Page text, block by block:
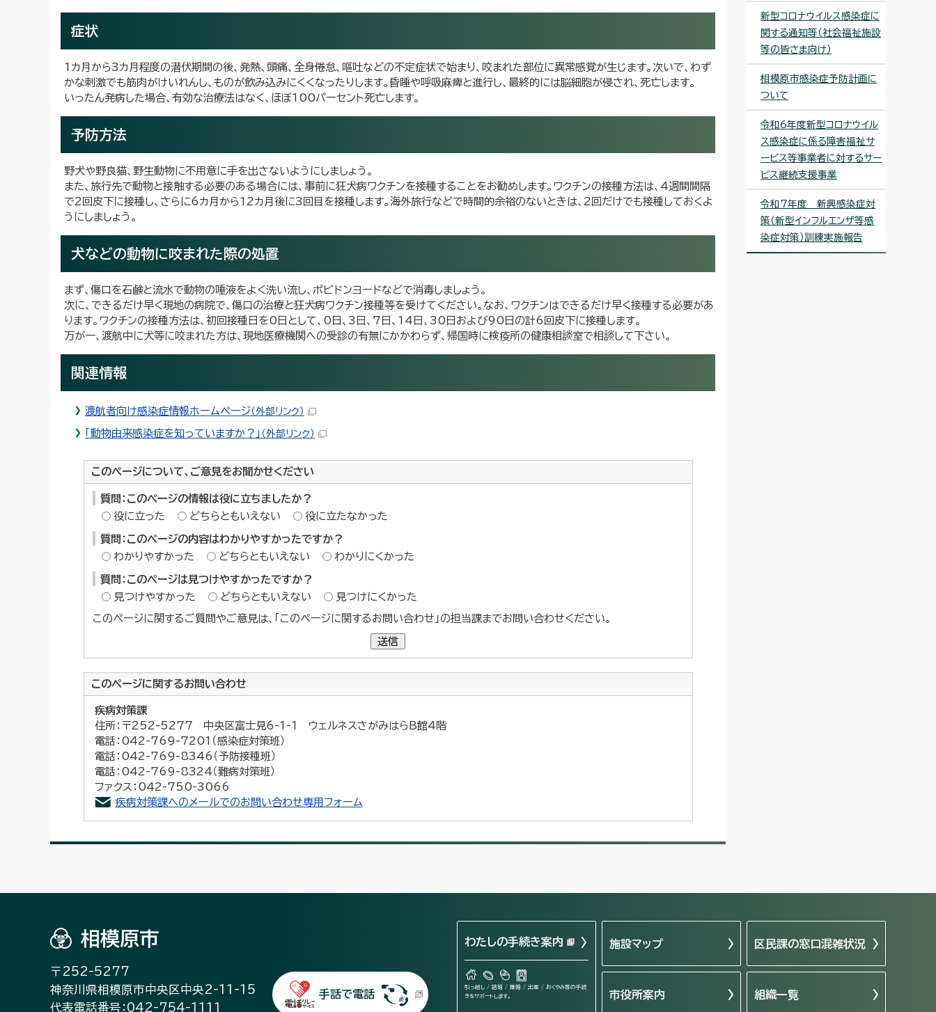
症状
1カ月から3カ月程度の潜伏期間の後、発熱、頭痛、全身倦怠、嘔吐などの不定症状で始まり、咬まれた部位に異常感覚が生じます。次いで、わず
かな刺激でも筋肉がけいれんし、ものが飲み込みにくくなったりします。昏睡や呼吸麻痺と進行し、最終的には脳細胞が侵され、死亡します。
いったん発病した場合、有効な治療法はなく、ほぼ100パーセント死亡します。
予防方法
野犬や野良猫、野生動物に不用意に手を出さないようにしましょう。
また、旅行先で動物と接触する必要のある場合には、事前に狂犬病ワクチンを接種することをお勧めします。ワクチンの接種方法は、4週間間隔
で2回皮下に接種し、さらに6カ月から12カ月後に3回目を接種します。海外旅行などで時間的余裕のないときは、2回だけでも接種しておくよ
うにしましょう。
犬などの動物に咬まれた際の処置
まず、傷口を石鹸と流水で動物の唾液をよく洗い流し、ポビドンヨードなどで消毒しましょう。
次に、できるだけ早く現地の病院で、傷口の治療と狂犬病ワクチン接種等を受けてください。なお、ワクチンはできるだけ早く接種する必要があ
ります。ワクチンの接種方法は、初回接種日を0日として、0日、3日、7日、14日、30日および90日の計6回皮下に接種します。
万が一、渡航中に犬等に咬まれた方は、現地医療機関への受診の有無にかかわらず、帰国時に検疫所の健康相談室で相談して下さい。
関連情報
渡航者向け感染症情報ホームページ（外部リンク）
「動物由来感染症を知っていますか？」 （外部リンク）
このページについて、ご意見をお聞かせください
質問：このページの情報は役に立ちましたか？
役に立った
どちらともいえない 役に立たなかった
質問：このページの内容はわかりやすかったですか？
わかりやすかった
どちらともいえない わかりにくかった
質問：このページは見つけやすかったですか？
見つけやすかった
どちらともいえない 見つけにくかった
このページに関するご質問やご意見は、「このページに関するお問い合わせ」の担当課までお問い合わせください。
送信
このページに関するお問い合わせ
疾病対策課
住所：〒252-5277 中央区富士見6-1-1 ウェルネスさがみはらB館4階
電話：042-769-7201（感染症対策班）
電話：042-769-8346（予防接種班）
電話：042-769-8324（難病対策班）
ファクス：042-750-3066
疾病対策課へのメールでのお問い合わせ専用フォーム
新型コロナウイルス感染症に
関する通知等（社会福祉施設
等の皆さま向け）
相模原市感染症予防計画に
ついて
令和6年度新型コロナウイル
ス感染症に係る障害福祉サ
ービス等事業者に対するサー
ビス継続支援事業
令和7年度 新興感染症対
策（新型インフルエンザ等感
染症対策）訓練実施報告
相模原市
〒252-5277
神奈川県相模原市中央区中央2-11-15
代表電話番号：042-754-1111
手話で電話
わたしの手続き案内
引っ越し / 結婚 / 離婚 / 出産 / おくやみ等の手続
きをサポートします。
施設マップ 区民課の窓口混雑状況
市役所案内 組織一覧